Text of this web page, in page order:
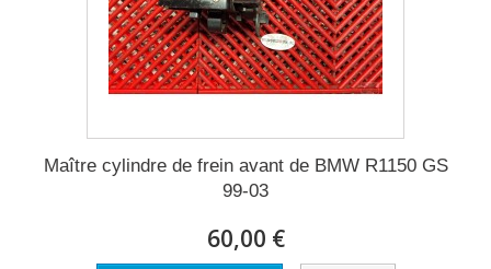
Maître cylindre de frein avant de BMW R1150 GS
99-03
60,00 €